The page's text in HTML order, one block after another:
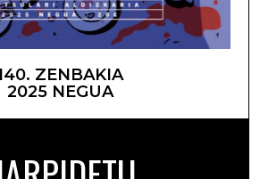
ZENBAKIA
2025 NEGUA